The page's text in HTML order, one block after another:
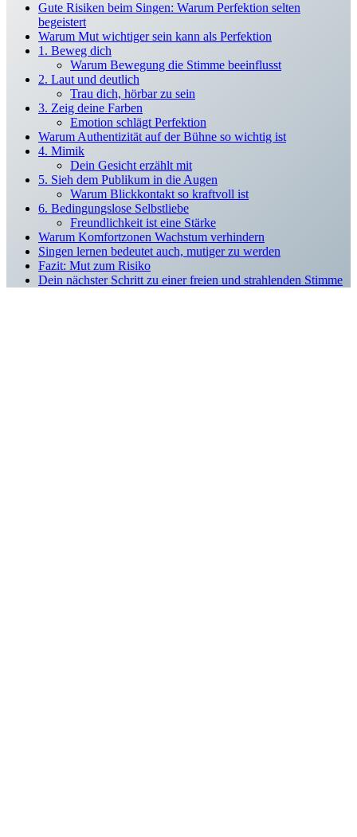
Gute Risiken beim Singen: Warum Perfektion selten
begeistert
Warum Mut wichtiger sein kann als Perfektion
1. Beweg dich
Warum Bewegung die Stimme beeinflusst
2. Laut und deutlich
Trau dich, hörbar zu sein
3. Zeig deine Farben
Emotion schlägt Perfektion
Warum Authentizität auf der Bühne so wichtig ist
4. Mimik
Dein Gesicht erzählt mit
5. Sieh dem Publikum in die Augen
Warum Blickkontakt so kraftvoll ist
6. Bedingungslose Selbstliebe
Freundlichkeit ist eine Stärke
Warum Komfortzonen Wachstum verhindern
Singen lernen bedeutet auch, mutiger zu werden
Fazit: Mut zum Risiko
Dein nächster Schritt zu einer freien und strahlenden Stimme